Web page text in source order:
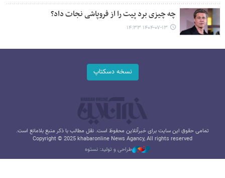
چه چیزی برد پیت را از فروپاشی نجات داد؟
۱۴۰۴-۰۷-۱۳ ۱۴:۳۳
نسخه دسکتاپ
تمامی حقوق این سایت برای خبرآنلاین محفوظ است. نقل مطالب با ذکر منبع بلامانع است.
Copyright © 2025 khabaronline News Agancy, All rights reserved
طراحی و تولید: نستوه